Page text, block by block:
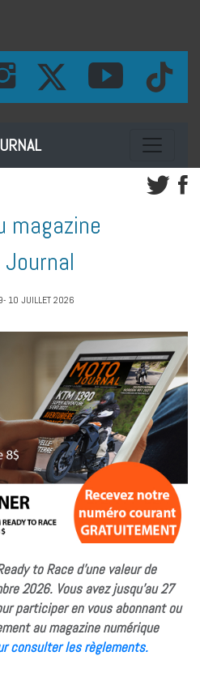
Toggle
magazine
- 10 JUILLET 2026
to Race d’une valeur de
2026. Vous avez jusqu’au 27
participer en vous abonnant ou
au magazine numérique
consulter les règlements.